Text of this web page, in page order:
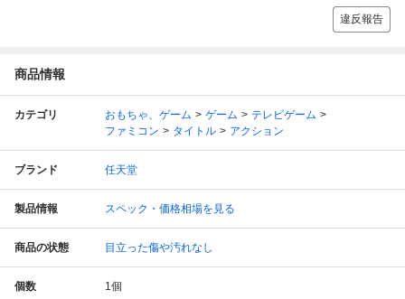
違反報告
商品情報
カテゴリ おもちゃ、ゲーム ゲーム
テレビゲーム
ファミコン
タイトル アクション
ブランド 任天堂
製品情報 スペック・価格相場を見る
商品の状態 目立った傷や汚れなし
個数 1個